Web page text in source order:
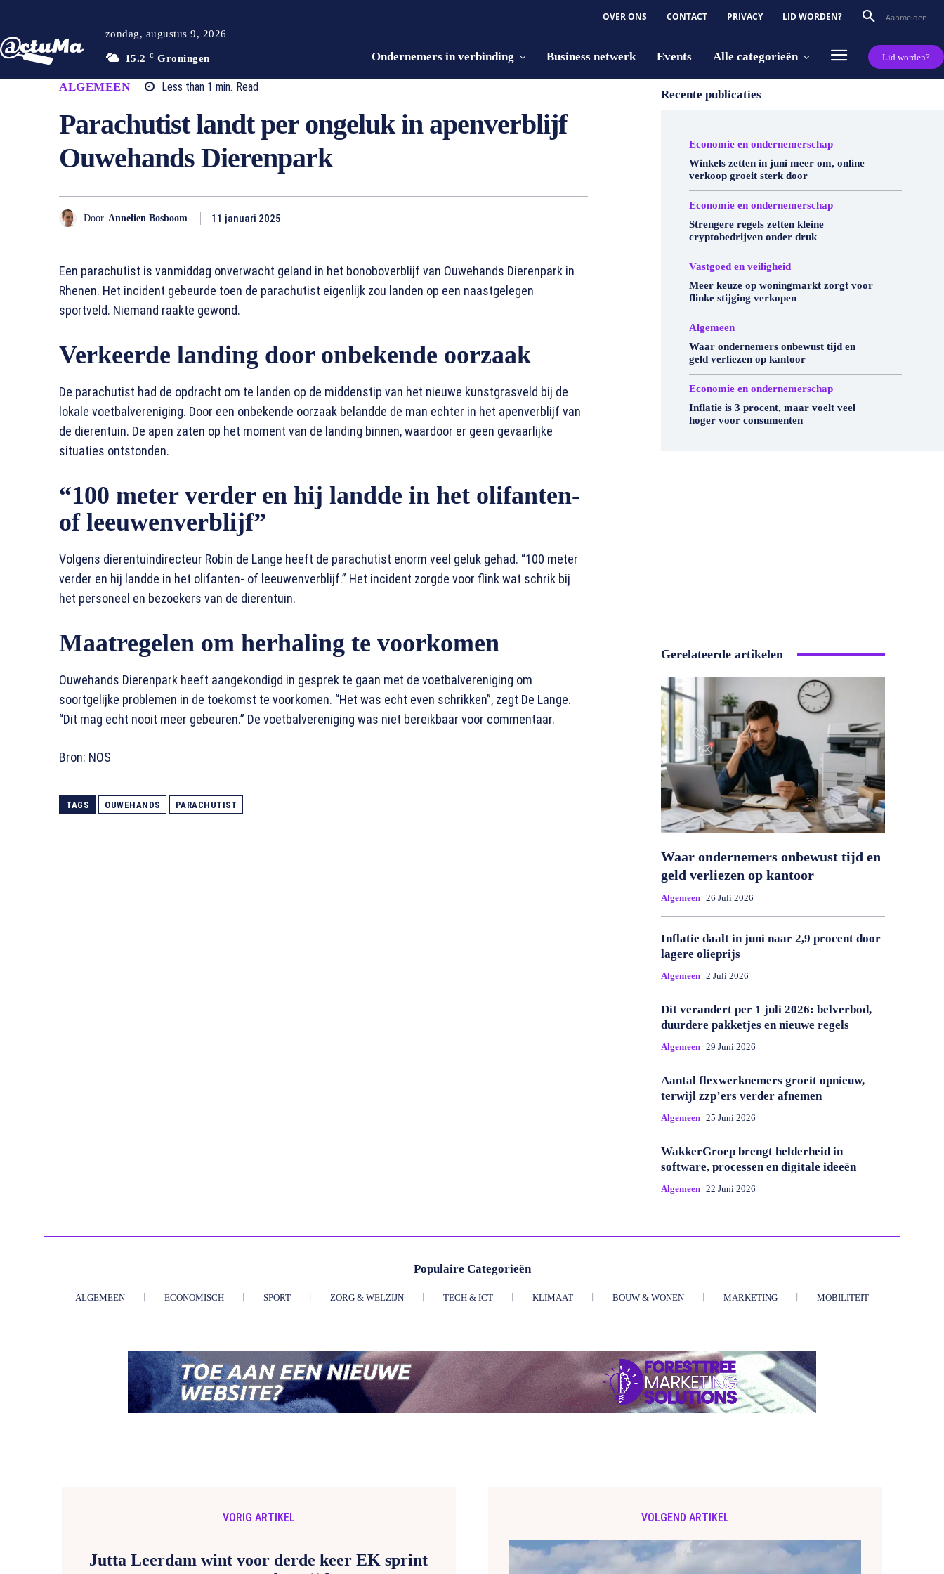
zondag, augustus 9, 2026
15.2 C Groningen
OVER ONS CONTACT PRIVACY LID WORDEN? Aanmelden
Ondernemers in verbinding Business netwerk Events Alle categorieën Lid worden?
ALGEMEEN Less than 1 min. Read
Parachutist landt per ongeluk in apenverblijf
Ouwehands Dierenpark
Door Annelien Bosboom 11 januari 2025
Een parachutist is vanmiddag onverwacht geland in het bonoboverblijf van Ouwehands Dierenpark in
Rhenen. Het incident gebeurde toen de parachutist eigenlijk zou landen op een naastgelegen
sportveld. Niemand raakte gewond.
Verkeerde landing door onbekende oorzaak
De parachutist had de opdracht om te landen op de middenstip van het nieuwe kunstgrasveld bij de
lokale voetbalvereniging. Door een onbekende oorzaak belandde de man echter in het apenverblijf van
de dierentuin. De apen zaten op het moment van de landing binnen, waardoor er geen gevaarlijke
situaties ontstonden.
“100 meter verder en hij landde in het olifanten-
of leeuwenverblijf”
Volgens dierentuindirecteur Robin de Lange heeft de parachutist enorm veel geluk gehad. “100 meter
verder en hij landde in het olifanten- of leeuwenverblijf.” Het incident zorgde voor flink wat schrik bij
het personeel en bezoekers van de dierentuin.
Maatregelen om herhaling te voorkomen
Ouwehands Dierenpark heeft aangekondigd in gesprek te gaan met de voetbalvereniging om
soortgelijke problemen in de toekomst te voorkomen. “Het was echt even schrikken”, zegt De Lange.
“Dit mag echt nooit meer gebeuren.” De voetbalvereniging was niet bereikbaar voor commentaar.
Bron: NOS
TAGS OUWEHANDS PARACHUTIST
Recente publicaties
Economie en ondernemerschap
Winkels zetten in juni meer om, online
verkoop groeit sterk door
Economie en ondernemerschap
Strengere regels zetten kleine
cryptobedrijven onder druk
Vastgoed en veiligheid
Meer keuze op woningmarkt zorgt voor
flinke stijging verkopen
Algemeen
Waar ondernemers onbewust tijd en
geld verliezen op kantoor
Economie en ondernemerschap
Inflatie is 3 procent, maar voelt veel
hoger voor consumenten
Gerelateerde artikelen
Waar ondernemers onbewust tijd en
geld verliezen op kantoor
Algemeen 26 Juli 2026
Inflatie daalt in juni naar 2,9 procent door
lagere olieprijs
Algemeen 2 Juli 2026
Dit verandert per 1 juli 2026: belverbod,
duurdere pakketjes en nieuwe regels
Algemeen 29 Juni 2026
Aantal flexwerknemers groeit opnieuw,
terwijl zzp’ers verder afnemen
Algemeen 25 Juni 2026
WakkerGroep brengt helderheid in
software, processen en digitale ideeën
Algemeen 22 Juni 2026
Populaire Categorieën
ALGEMEEN ECONOMISCH SPORT ZORG & WELZIJN TECH & ICT KLIMAAT BOUW & WONEN MARKETING MOBILITEIT
VORIG ARTIKEL
Jutta Leerdam wint voor derde keer EK sprint
VOLGEND ARTIKEL